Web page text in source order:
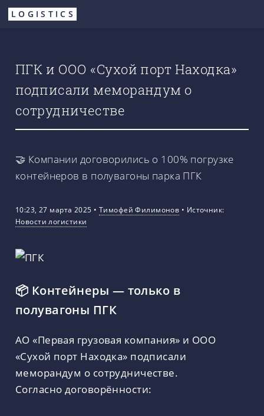
Перейти
LOGISTICS
ПГК и ООО «Сухой порт Находка»
подписали меморандум о
сотрудничестве
🤝 Компании договорились о 100% погрузке
контейнеров в полувагоны парка ПГК
10:23, 27 марта 2025 • Тимофей Филимонов • Источник:
Новости логистики
📦 Контейнеры — только в
полувагоны ПГК
АО «Первая грузовая компания» и ООО
«Сухой порт Находка» подписали
меморандум о сотрудничестве.
Согласно договорённости: